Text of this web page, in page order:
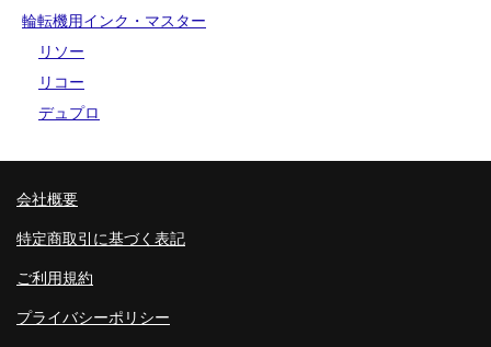
輪転機用インク・マスター
リソー
リコー
デュプロ
会社概要
特定商取引に基づく表記
ご利用規約
プライバシーポリシー